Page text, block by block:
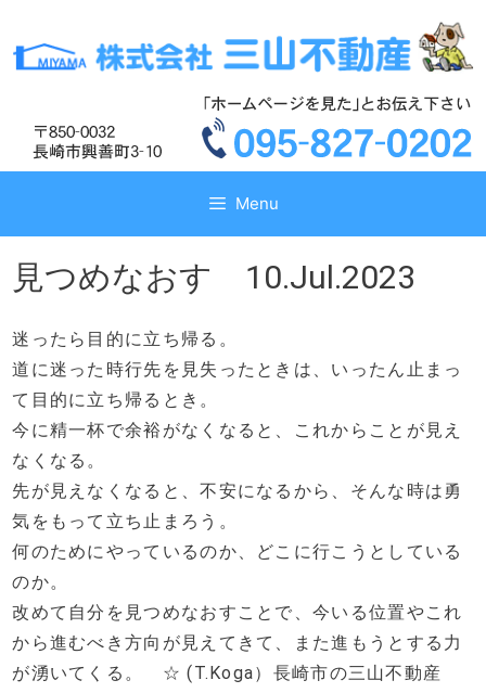
テ
ス
テ
ス
Menu
見つめなおす 10.Jul.2023
迷ったら目的に立ち帰る。
道に迷った時行先を見失ったときは、いったん止まっ
て目的に立ち帰るとき。
今に精一杯で余裕がなくなると、これからことが見え
なくなる。
先が見えなくなると、不安になるから、そんな時は勇
気をもって立ち止まろう。
何のためにやっているのか、どこに行こうとしている
のか。
改めて自分を見つめなおすことで、今いる位置やこれ
から進むべき方向が見えてきて、また進もうとする力
が湧いてくる。 ☆ (T.Koga）長崎市の三山不動産